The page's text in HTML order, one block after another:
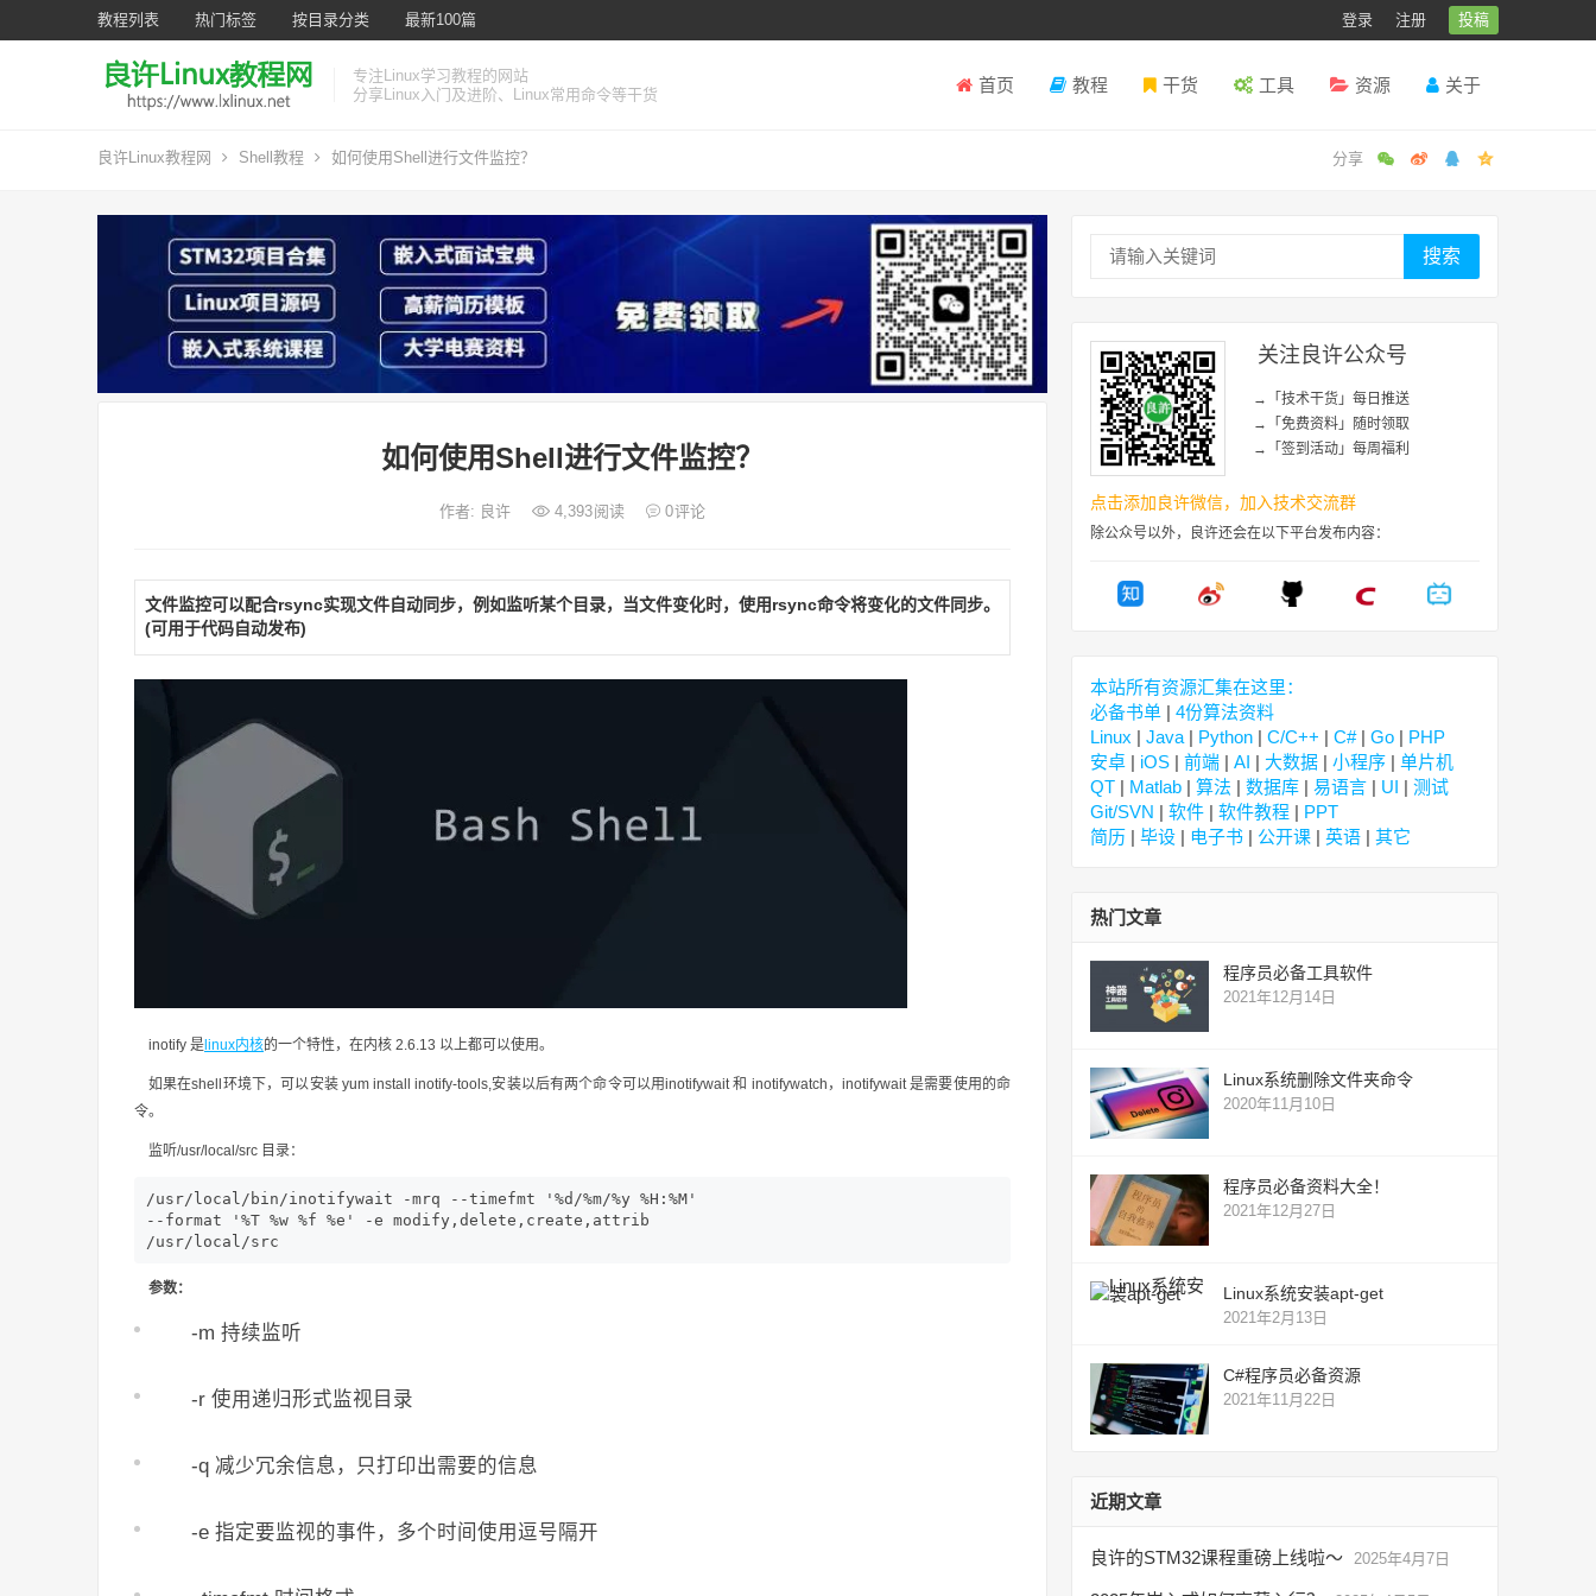
教程列表 热门标签 按目录分类 最新100篇 登录 注册 投稿
专注Linux学习教程的网站
分享Linux入门及进阶、Linux常用命令等干货
首页 教程 干货 工具 资源 关于
良许Linux教程网 Shell教程 如何使用Shell进行文件监控？
如何使用Shell进行文件监控？
作者: 良许 4,393阅读 0评论
文件监控可以配合rsync实现文件自动同步，例如监听某个目录，当文件变化时，使用rsync命令将变化的文件同步。
(可用于代码自动发布)
inotify 是 linux内核的一个特性，在内核 2.6.13 以上都可以使用。
如果在shell环境下，可以安装 yum install inotify-tools,安装以后有两个命令可以用inotifywait 和 inotifywatch，inotifywait 是需要使用的命
令。
监听/usr/local/src 目录：
/usr/local/bin/inotifywait -mrq --timefmt '%d/%m/%y %H:%M'
--format '%T %w %f %e' -e modify,delete,create,attrib
/usr/local/src
参数：
-m 持续监听
-r 使用递归形式监视目录
-q 减少冗余信息，只打印出需要的信息
-e 指定要监视的事件，多个时间使用逗号隔开
搜索
关注良许公众号
→「技术干货」每日推送
→「免费资料」随时领取
→「签到活动」每周福利
点击添加良许微信，加入技术交流群
除公众号以外，良许还会在以下平台发布内容：
本站所有资源汇集在这里：
必备书单 | 4份算法资料
Linux | Java | Python | C/C++ | C#| Go | PHP
安卓 | iOS | 前端 | AI | 大数据 | 小程序 | 单片机
QT | Matlab | 算法 | 数据库 | 易语言 | UI | 测试
Git/SVN | 软件 | 软件教程 | PPT
简历 | 毕设 | 电子书 | 公开课 | 英语 | 其它
热门文章
程序员必备工具软件
2021年12月14日
Linux系统删除文件夹命令
2020年11月10日
程序员必备资料大全！
2021年12月27日
Linux系统安装apt-get
2021年2月13日
C#程序员必备资源
2021年11月22日
近期文章
良许的STM32课程重磅上线啦～ 2025年4月7日